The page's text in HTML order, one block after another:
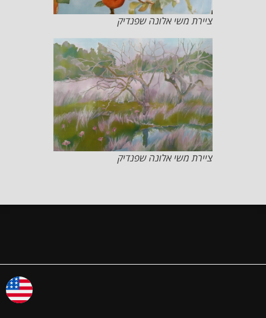
ציירת משי אלונה שפנדיק
ציירת משי אלונה שפנדיק